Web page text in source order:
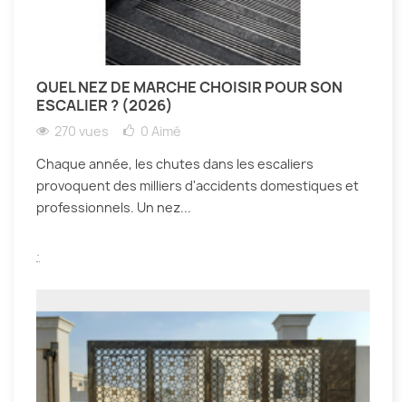
QUEL NEZ DE MARCHE CHOISIR POUR SON
ESCALIER ? (2026)
270 vues 0 Aimé
Chaque année, les chutes dans les escaliers
provoquent des milliers d'accidents domestiques et
professionnels. Un nez...
.